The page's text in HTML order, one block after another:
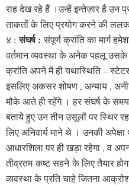
राह देख रहे हैं ।उन्हें इन्तेज़ार है उन
ताकतों के लिए प्रयोग करने की
४ :संघर्ष : संपूर्ण क्रांति का मार्ग
वर्तमान व्यवस्था के अनेक पहलू
क्रांति अपने में ही यथास्थिति –
इसलिए अकसर शोषण , अन्याय ,
मौके आते ही रहेंगे । हर संघर्ष के समय
बताये हुए उन तीन उसूलों पर स्थिर
लिए अनिवार्य माने थे । उनकी
आधारशिला पर ही खड़ा रहेगा , व
तीव्रतम कष्ट सहने के लिए तैयार
व्यवस्था के प्रति चाहे जितना आक्रोश